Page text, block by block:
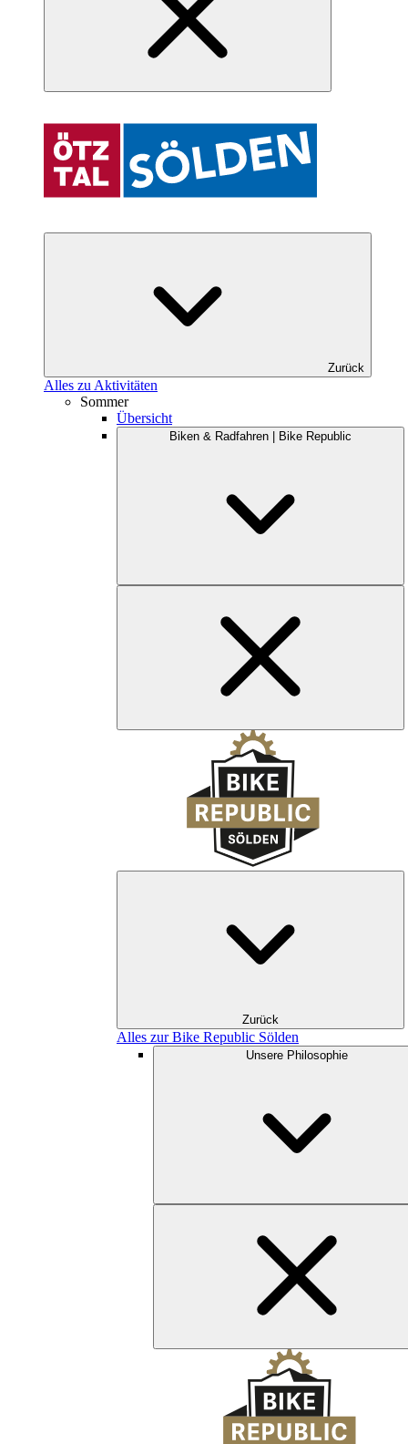
Zurück
Alles zu Aktivitäten
Sommer
Übersicht
Biken & Radfahren | Bike Republic
Zurück
Alles zur Bike Republic Sölden
Unsere Philosophie